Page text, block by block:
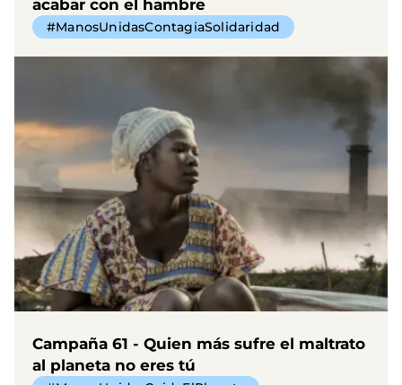
acabar con el hambre
#ManosUnidasContagiaSolidaridad
Campaña 61 - Quien más sufre el maltrato
al planeta no eres tú